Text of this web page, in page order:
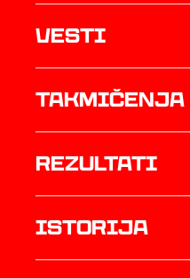
Vesti
Takmičenja
rezultati
istorija